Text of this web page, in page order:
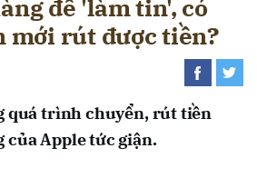
để 'làm tin', có
mới rút được tiền?
quá trình chuyển, rút tiền
Apple tức giận.